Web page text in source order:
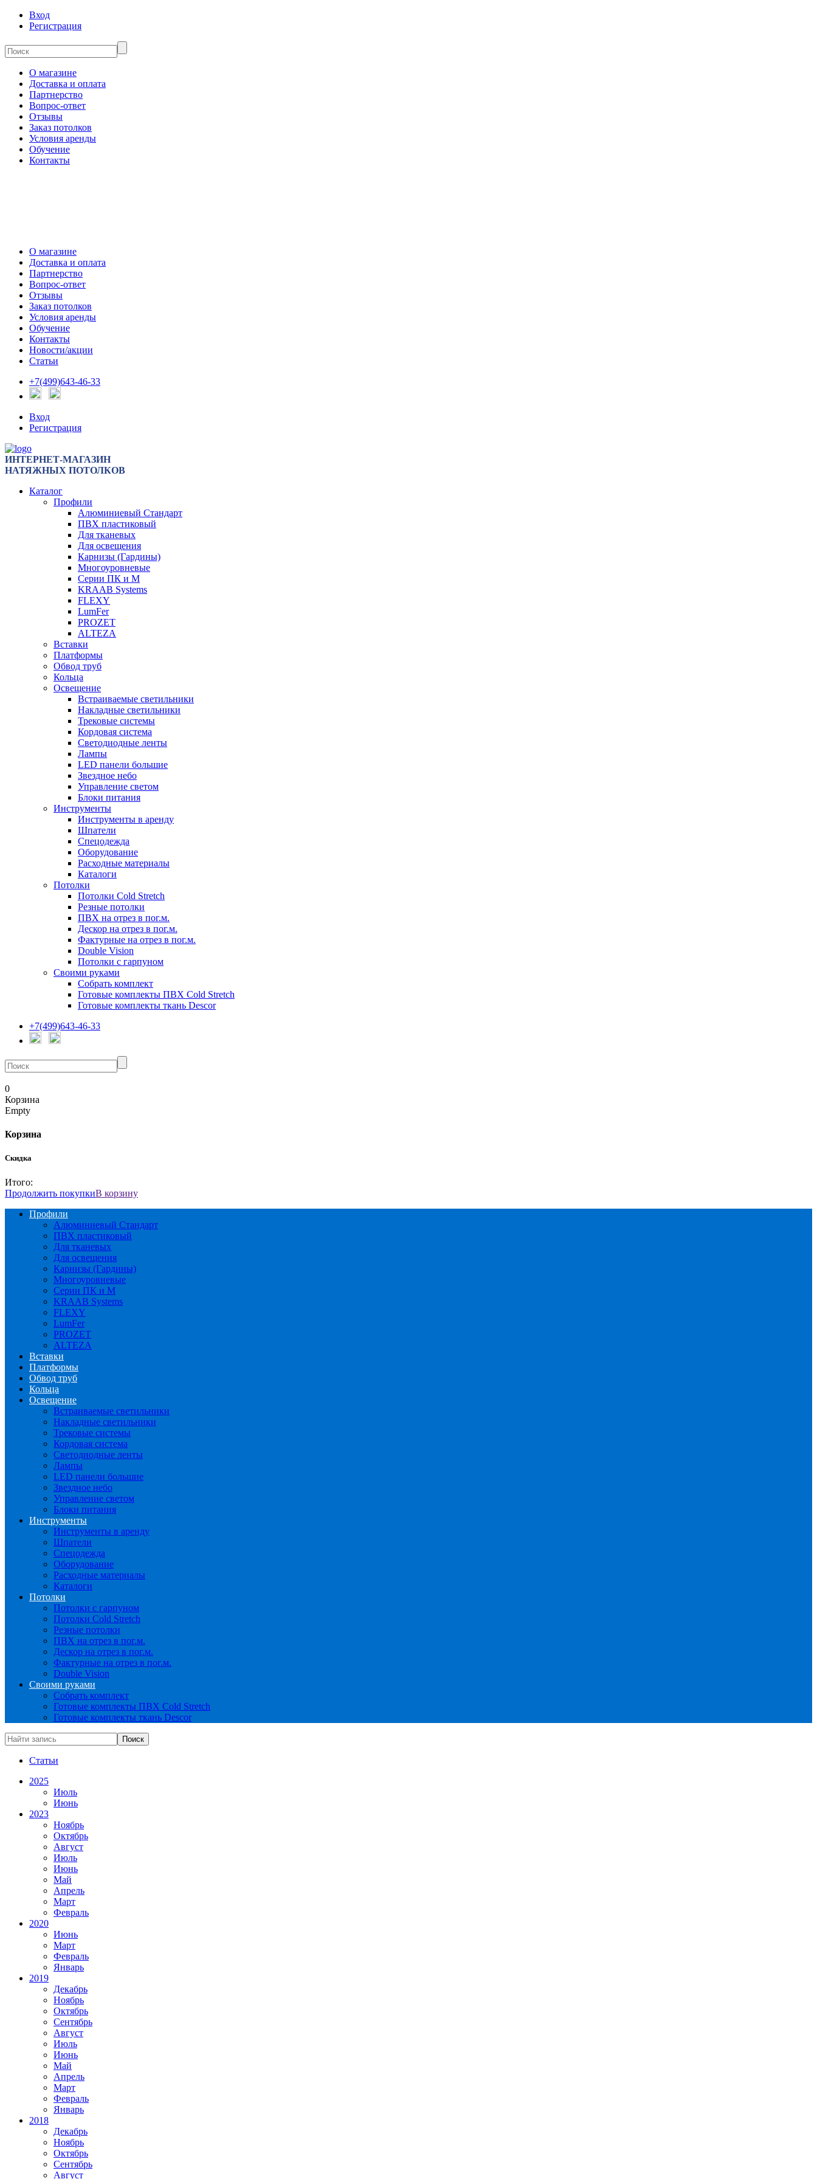
Вход
Регистрация
О магазине
Доставка и оплата
Партнерство
Вопрос-ответ
Отзывы
Заказ потолков
Условия аренды
Обучение
Контакты
О магазине
Доставка и оплата
Партнерство
Вопрос-ответ
Отзывы
Заказ потолков
Условия аренды
Обучение
Контакты
Новости/акции
Статьи
+7(499)643-46-33
Вход
Регистрация
ИНТЕРНЕТ-МАГАЗИН
НАТЯЖНЫХ ПОТОЛКОВ
Каталог
Профили
Алюминиевый Стандарт
ПВХ пластиковый
Для тканевых
Для освещения
Карнизы (Гардины)
Многоуровневые
Серии ПК и М
KRAAB Systems
FLEXY
LumFer
PROZET
ALTEZA
Вставки
Платформы
Обвод труб
Кольца
Освещение
Встраиваемые светильники
Накладные светильники
Трековые системы
Кордовая система
Светодиодные ленты
Лампы
LED панели большие
Звездное небо
Управление светом
Блоки питания
Инструменты
Инструменты в аренду
Шпатели
Спецодежда
Оборудование
Расходные материалы
Каталоги
Потолки
Потолки Cold Stretch
Резные потолки
ПВХ на отрез в пог.м.
Дескор на отрез в пог.м.
Фактурные на отрез в пог.м.
Double Vision
Потолки с гарпуном
Своими руками
Собрать комплект
Готовые комплекты ПВХ Cold Stretch
Готовые комплекты ткань Descor
+7(499)643-46-33
0
Корзина
Empty
Корзина
Скидка
Итого:
Продолжить покупкиВ корзину
Профили
Алюминиевый Стандарт
ПВХ пластиковый
Для тканевых
Для освещения
Карнизы (Гардины)
Многоуровневые
Серии ПК и М
KRAAB Systems
FLEXY
LumFer
PROZET
ALTEZA
Вставки
Платформы
Обвод труб
Кольца
Освещение
Встраиваемые светильники
Накладные светильники
Трековые системы
Кордовая система
Светодиодные ленты
Лампы
LED панели большие
Звездное небо
Управление светом
Блоки питания
Инструменты
Инструменты в аренду
Шпатели
Спецодежда
Оборудование
Расходные материалы
Каталоги
Потолки
Потолки с гарпуном
Потолки Cold Stretch
Резные потолки
ПВХ на отрез в пог.м.
Дескор на отрез в пог.м.
Фактурные на отрез в пог.м.
Double Vision
Своими руками
Собрать комплект
Готовые комплекты ПВХ Cold Stretch
Готовые комплекты ткань Descor
Статьи
2025
Июль
Июнь
2023
Ноябрь
Октябрь
Август
Июль
Июнь
Май
Апрель
Март
Февраль
2020
Июнь
Март
Февраль
Январь
2019
Декабрь
Ноябрь
Октябрь
Сентябрь
Август
Июль
Июнь
Май
Апрель
Март
Февраль
Январь
2018
Декабрь
Ноябрь
Октябрь
Сентябрь
Август